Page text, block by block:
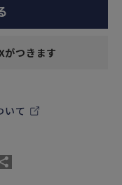
がつきます
いて